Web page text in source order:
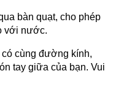
bàn quạt, cho phép
với nước.
cùng đường kính,
tay giữa của bạn. Vui